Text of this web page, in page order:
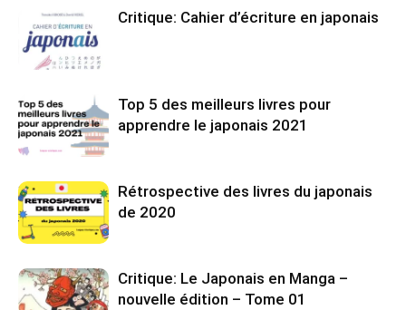
Critique: Cahier d’écriture en japonais
Top 5 des meilleurs livres pour
apprendre le japonais 2021
Rétrospective des livres du japonais
de 2020
Critique: Le Japonais en Manga –
nouvelle édition – Tome 01